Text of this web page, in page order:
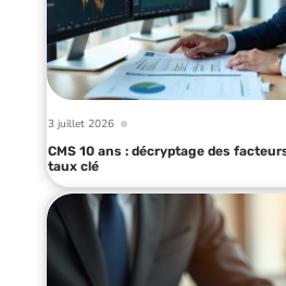
3 juillet 2026
CMS 10 ans : décryptage des
taux clé